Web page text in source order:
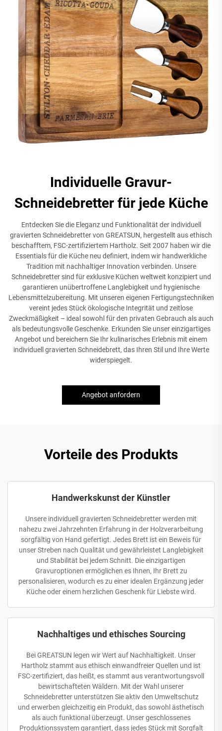
Individuelle Gravur-
Schneidebretter für jede Küche
Entdecken Sie die Eleganz und Funktionalität der individuell
gravierten Schneidebretter von GREATSUN, hergestellt aus ethisch
beschafftem, FSC-zertifiziertem Hartholz. Seit 2007 haben wir die
Essentials für die Küche neu definiert, indem wir handwerkliche
Tradition mit nachhaltiger Innovation verbinden. Unsere
Schneidebretter sind für exklusive Küchen weltweit konzipiert und
garantieren unübertroffene Langlebigkeit und hygienische
Lebensmittelzubereitung. Mit unseren eigenen Fertigungstechniken
vereint jedes Stück ökologische Integrität und zeitlose
Zweckmäßigkeit – ideal sowohl für den privaten Gebrauch als auch
als bedeutungsvolle Geschenke. Erkunden Sie unser einzigartiges
Angebot und bereichern Sie Ihr kulinarisches Erlebnis mit einem
individuell gravierten Schneidebrett, das Ihren Stil und Ihre Werte
widerspiegelt.
Angebot anfordern
Vorteile des Produkts
Handwerkskunst der Künstler
Unsere individuell gravierten Schneidebretter werden mit
nahezu zwei Jahrzehnten Erfahrung in der Holzverarbeitung
sorgfältig von Hand gefertigt. Jedes Brett ist ein Beweis für
unser Streben nach Qualität und gewährleistet Langlebigkeit
und Stabilität bei jedem Schnitt. Die einzigartigen
Gravuroptionen ermöglichen es Ihnen, Ihr Brett zu
personalisieren, wodurch es zu einer idealen Ergänzung jeder
Küche oder einem herzlichen Geschenk für Liebste wird.
Nachhaltiges und ethisches Sourcing
Bei GREATSUN legen wir Wert auf Nachhaltigkeit. Unser
Hartholz stammt aus ethisch einwandfreier Quellen und ist
FSC-zertifiziert, das heißt, es stammt aus verantwortungsvoll
bewirtschafteten Wäldern. Mit der Wahl unserer
Schneidebretter unterstützen Sie aktiv den Umweltschutz
und erwerben gleichzeitig ein Produkt, das sowohl ästhetisch
als auch funktional überzeugt. Unser geschlossenes
Produktionssystem garantiert, dass jedes Stück mit Sorgfalt